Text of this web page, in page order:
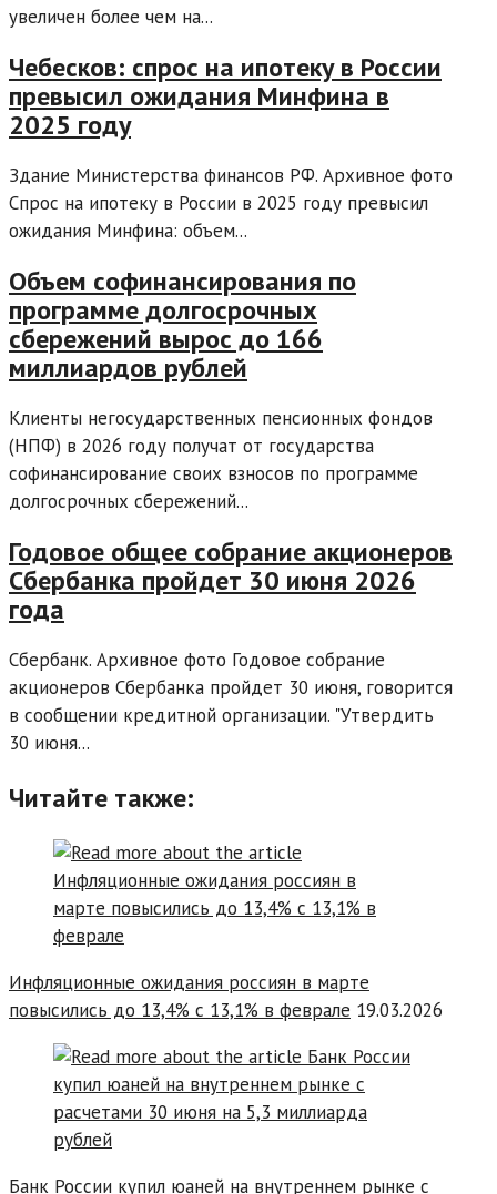
увеличен более чем на...
Чебесков: спрос на ипотеку в России
превысил ожидания Минфина в
2025 году
Здание Министерства финансов РФ. Архивное фото
Спрос на ипотеку в России в 2025 году превысил
ожидания Минфина: объем...
Объем софинансирования по
программе долгосрочных
сбережений вырос до 166
миллиардов рублей
Клиенты негосударственных пенсионных фондов
(НПФ) в 2026 году получат от государства
софинансирование своих взносов по программе
долгосрочных сбережений...
Годовое общее собрание акционеров
Сбербанка пройдет 30 июня 2026
года
Сбербанк. Архивное фото Годовое собрание
акционеров Сбербанка пройдет 30 июня, говорится
в сообщении кредитной организации. "Утвердить
30 июня...
Читайте также:
Инфляционные ожидания россиян в марте
повысились до 13,4% с 13,1% в феврале 19.03.2026
Банк России купил юаней на внутреннем рынке с